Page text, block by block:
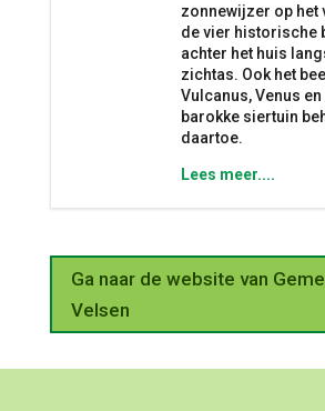
zonnewijzer op het
de vier historische
achter het huis
zichtas. Ook het
Vulcanus, Venus
barokke siertuin
daartoe.
Lees meer....
Ga naar de website van
Velsen